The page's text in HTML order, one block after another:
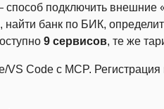
подключить внешние
банк по БИК,
9 сервисов, те же
VS Code с MCP. Регистрация